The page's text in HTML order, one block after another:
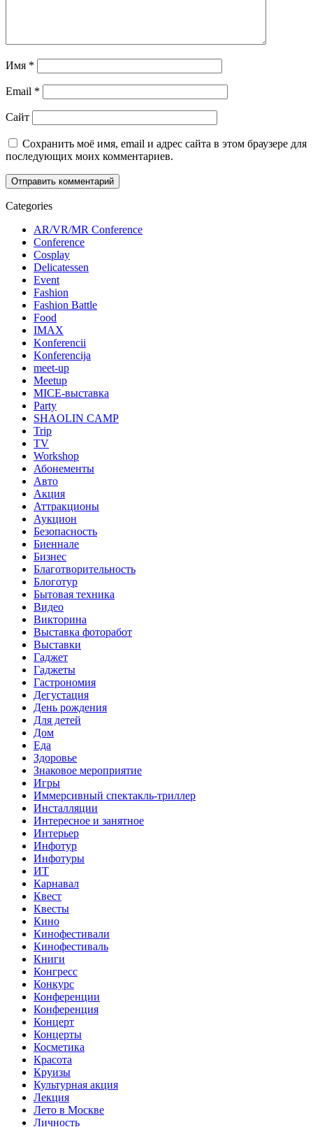
Имя *
Email *
Сайт
Сохранить моё имя, email и адрес сайта в этом браузере для
последующих моих комментариев.
Categories
AR/VR/MR Conference
Conference
Cosplay
Delicatessen
Event
Fashion
Fashion Battle
Food
IMAX
Konferencii
Konferencija
meet-up
Meetup
MICE-выставка
Party
SHAOLIN CAMP
Trip
TV
Workshop
Абонементы
Авто
Акция
Аттракционы
Аукцион
Безопасность
Биеннале
Бизнес
Благотворительность
Блоготур
Бытовая техника
Видео
Викторина
Выставка фоторабот
Выставки
Гаджет
Гаджеты
Гастрономия
Дегустация
День рождения
Для детей
Дом
Еда
Здоровье
Знаковое мероприятие
Игры
Иммерсивный спектакль-триллер
Инсталляции
Интересное и занятное
Интерьер
Инфотур
Инфотуры
ИТ
Карнавал
Квест
Квесты
Кино
Кинофестивали
Кинофестиваль
Книги
Конгресс
Конкурс
Конференции
Конференция
Концерт
Концерты
Косметика
Красота
Круизы
Культурная акция
Лекция
Лето в Москве
Личность